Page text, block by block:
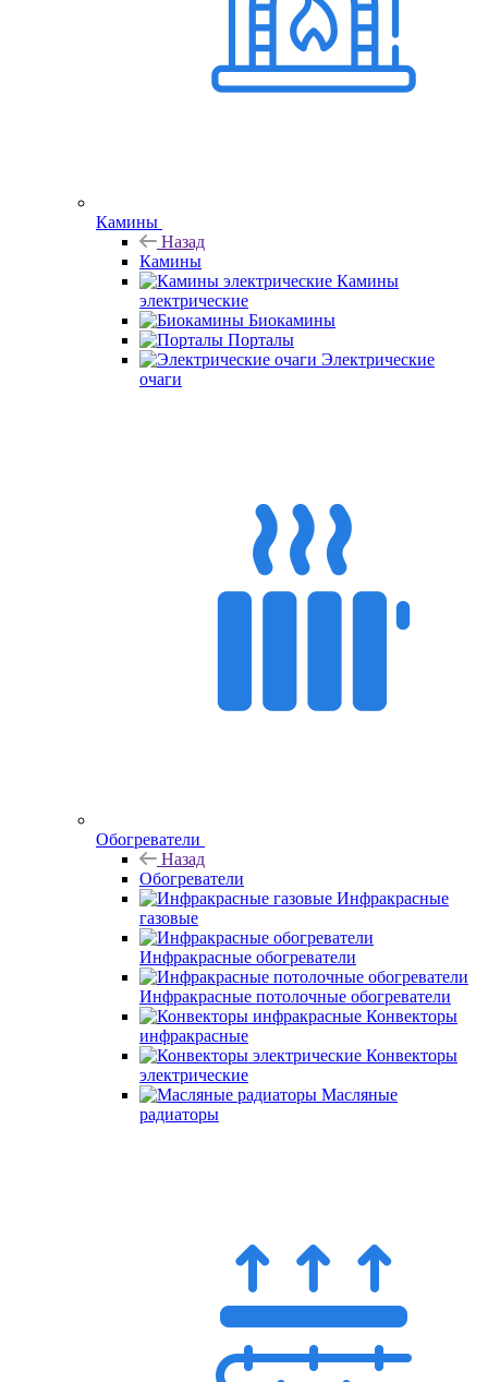
Камины
Назад
Камины
Камины
электрические
Биокамины
Порталы
Электрические
очаги
Обогреватели
Назад
Обогреватели
Инфракрасные
газовые
Инфракрасные обогреватели
Инфракрасные потолочные обогреватели
Конвекторы
инфракрасные
Конвекторы
электрические
Масляные
радиаторы